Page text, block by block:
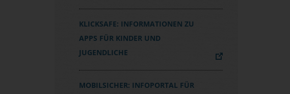
KLICKSAFE: INFORMATIONEN ZU
APPS FÜR KINDER UND
JUGENDLICHE
MOBILSICHER: INFOPORTAL FÜR